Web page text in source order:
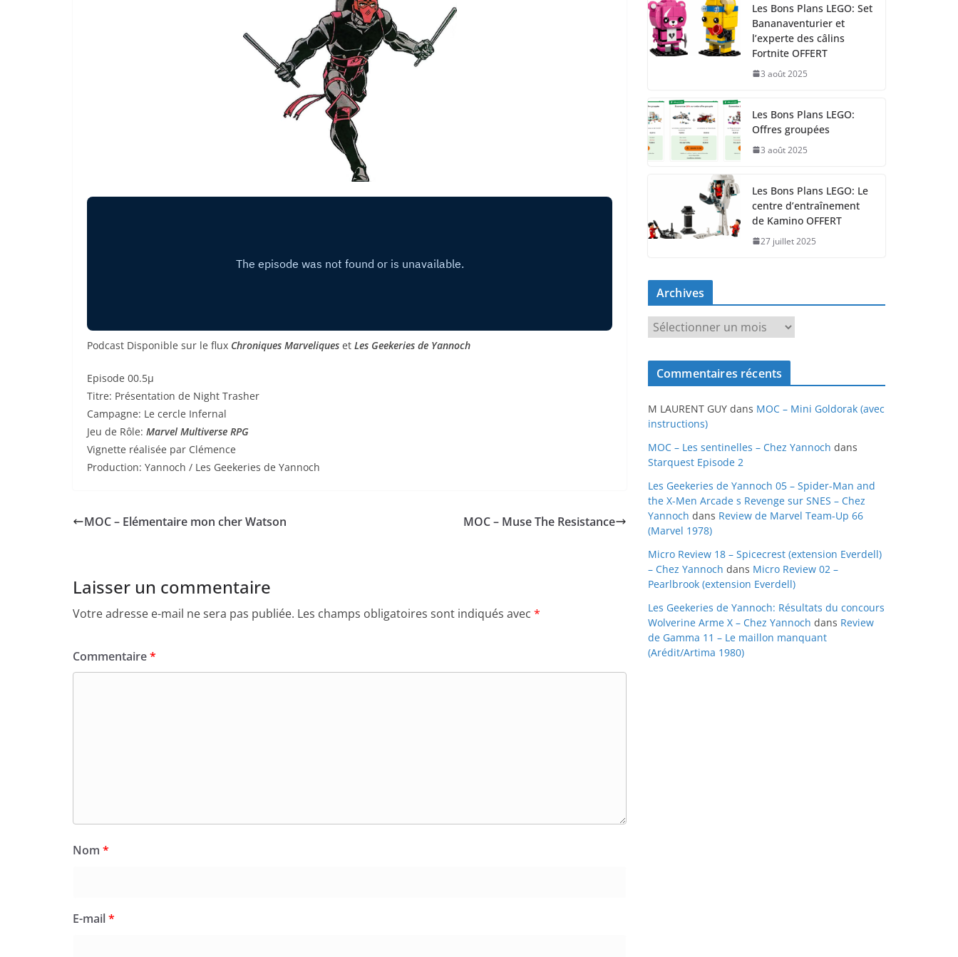
Podcast Disponible sur le flux Chroniques Marveliques et Les Geekeries de Yannoch
Episode 00.5µ
Titre: Présentation de Night Trasher
Campagne: Le cercle Infernal
Jeu de Rôle: Marvel Multiverse RPG
Vignette réalisée par Clémence
Production: Yannoch / Les Geekeries de Yannoch
MOC – Elémentaire mon cher Watson MOC – Muse The Resistance
Laisser un commentaire
Votre adresse e-mail ne sera pas publiée. Les champs obligatoires sont indiqués avec *
Commentaire*
Nom *
E-mail*
Les Bons Plans LEGO: Set
Bananaventurier et
l’experte des câlins
Fortnite OFFERT
3 août 2025
Les Bons Plans LEGO:
Offres groupées
3 août 2025
Les Bons Plans LEGO: Le
centre d’entraînement
de Kamino OFFERT
27 juillet 2025
Archives
r
c
v
e
s
Commentaires récents
M LAURENT GUY dans MOC – Mini Goldorak (avec
instructions)
MOC – Les sentinelles – Chez Yannoch dans
Starquest Episode 2
Les Geekeries de Yannoch 05 – Spider-Man and
the X-Men Arcade s Revenge sur SNES – Chez
Yannoch dans Review de Marvel Team-Up 66
(Marvel 1978)
Micro Review 18 – Spicecrest (extension Everdell)
– Chez Yannoch dans Micro Review 02 –
Pearlbrook (extension Everdell)
Les Geekeries de Yannoch: Résultats du concours
Wolverine Arme X – Chez Yannoch dans Review
de Gamma 11 – Le maillon manquant
(Arédit/Artima 1980)